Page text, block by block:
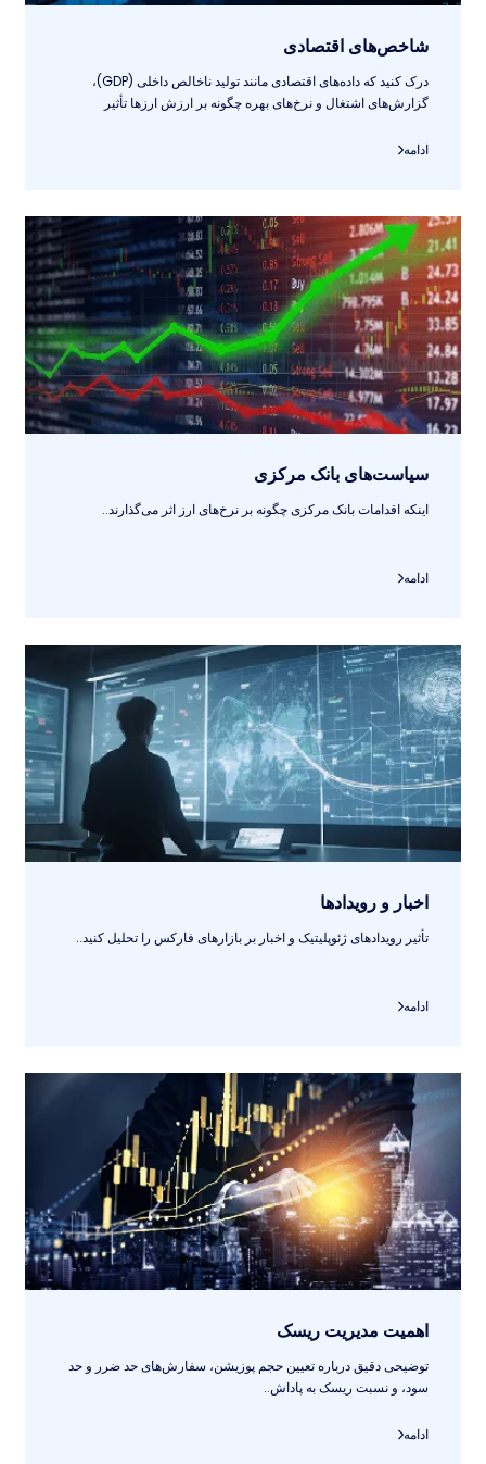
شاخص‌های اقتصادی
درک کنید که داده‌های اقتصادی مانند تولید ناخالص داخلی (GDP)،
گزارش‌های اشتغال و نرخ‌های بهره چگونه بر ارزش ارزها تأثیر
ادامه
سیاست‌های بانک مرکزی
اینکه اقدامات بانک مرکزی چگونه بر نرخ‌های ارز اثر می‌گذارند..
ادامه
اخبار و رویدادها
تأثیر رویدادهای ژئوپلیتیک و اخبار بر بازارهای فارکس را تحلیل کنید..
ادامه
اهمیت مدیریت ریسک
توضیحی دقیق درباره تعیین حجم پوزیشن، سفارش‌های حد ضرر و حد
سود، و نسبت ریسک به پاداش..
ادامه